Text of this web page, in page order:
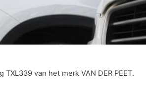
van het merk VAN DER PEET.